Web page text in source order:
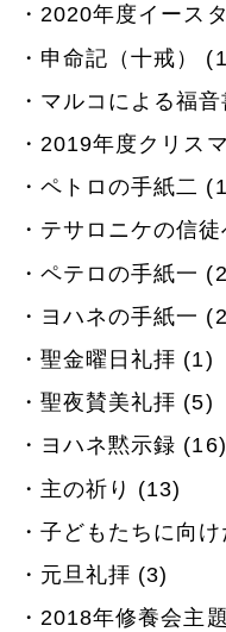
2020年度イース
申命記（十戒）
マルコによる福
2019年度クリス
ペトロの手紙二
テサロニケの信
ペテロの手紙一
ヨハネの手紙一
聖金曜日礼拝 (1)
聖夜賛美礼拝 (5)
ヨハネ黙示録 (16)
主の祈り (13)
子どもたちに向
元旦礼拝 (3)
2018年修養会主